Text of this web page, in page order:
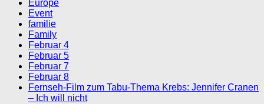
Europe
Event
familie
Family
Februar 4
Februar 5
Februar 7
Februar 8
Fernseh-Film zum Tabu-Thema Krebs: Jennifer Cranen
– Ich will nicht